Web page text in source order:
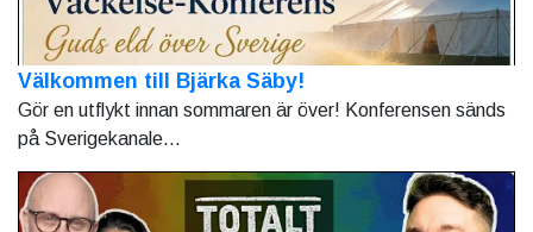
Välkommen till Bjärka Säby!
Gör en utflykt innan sommaren är över! Konferensen sänds
på Sverigekanale...